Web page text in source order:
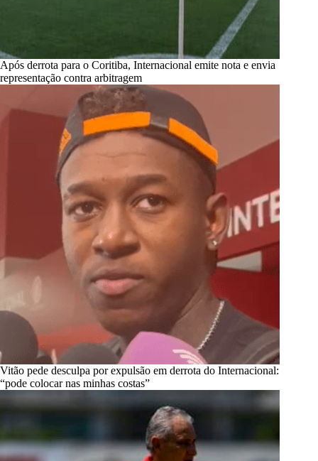
Após derrota para o Coritiba, Internacional emite nota e envia
representação contra arbitragem
Vitão pede desculpa por expulsão em derrota do Internacional:
“pode colocar nas minhas costas”